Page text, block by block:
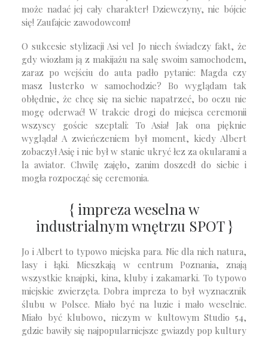
może nadać jej cały charakter! Dziewczyny, nie bójcie
się! Zaufajcie zawodowcom!
O sukcesie stylizacji Asi vel Jo niech świadczy fakt, że
gdy wiozłam ją z makijażu na salę swoim samochodem,
zaraz po wejściu do auta padło pytanie: Magda czy
masz lusterko w samochodzie? Bo wyglądam tak
obłędnie, że chcę się na siebie napatrzeć, bo oczu nie
mogę oderwać! W trakcie drogi do miejsca ceremonii
wszyscy goście szeptali: To Asia! Jak ona pięknie
wygląda! A zwieńczeniem był moment, kiedy Albert
zobaczył Asię i nie był w stanie ukryć łez za okularami a
la awiator. Chwilę zajęło, zanim doszedł do siebie i
mogła rozpocząć się ceremonia.
{ impreza weselna w
industrialnym wnętrzu SPOT }
Jo i Albert to typowo miejska para. Nie dla nich natura,
lasy i łąki. Mieszkają w centrum Poznania, znają
wszystkie knajpki, kina, kluby i zakamarki. To typowo
miejskie zwierzęta. Dobra impreza to był wyznacznik
ślubu w Polsce. Miało być na luzie i mało weselnie.
Miało być klubowo, niczym w kultowym Studio 54,
gdzie bawiły się najpopularniejsze gwiazdy pop kultury